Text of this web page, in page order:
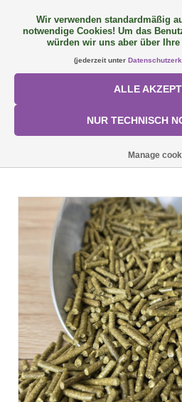
+49 (0) 9081 9025240
ALLE PRODUKTE
SORTIMENT
Mein Konto
BLOG
STARTSEITE
Wir verwenden standardmäßig
notwendige Cookies! Um das
würden wir uns aber über
(jederzeit unter
ALLE
NUR TECHNISCH
Manage